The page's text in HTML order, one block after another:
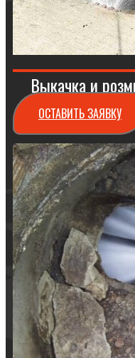
Выкачка и
ОСТАВИТЬ ЗАЯВКУ